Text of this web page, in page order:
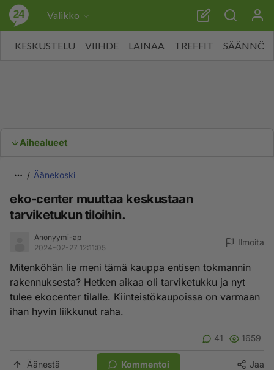
Valikko
KESKUSTELU VIIHDE LAINAA TREFFIT SÄÄNNÖT
Aihealueet
Äänekoski
eko-center muuttaa keskustaan
tarviketukun tiloihin.
Anonyymi-ap
2024-02-27 12:11:05
Ilmoita
Mitenköhän lie meni tämä kauppa entisen tokmannin
rakennuksesta? Hetken aikaa oli tarviketukku ja nyt
tulee ekocenter tilalle. Kiinteistökaupoissa on varmaan
ihan hyvin liikkunut raha.
41 1659
Äänestä Kommentoi Jaa